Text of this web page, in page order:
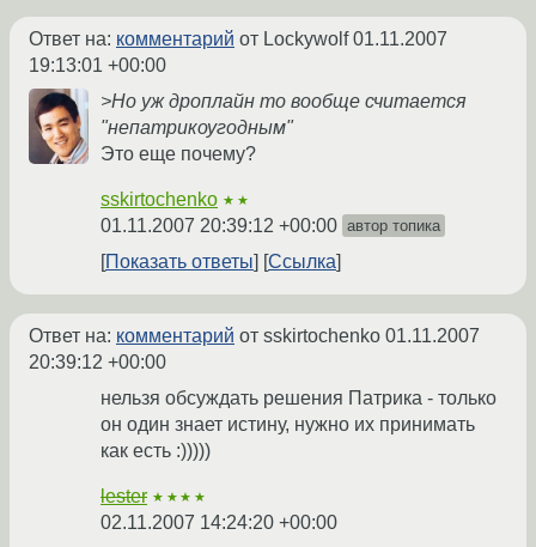
Ответ на: комментарий от Lockywolf01.11.2007
19:13:01 +00:00
>Но уж дроплайн то вообще считается
"непатрикоугодным"
Это еще почему?
sskirtochenko ★★
01.11.2007 20:39:12 +00:00 автор топика
Показать ответы Ссылка
Ответ на: комментарий от sskirtochenko 01.11.2007
20:39:12 +00:00
нельзя обсуждать решения Патрика - только
он один знает истину, нужно их принимать
как есть :)))))
lester ★★★★
02.11.2007 14:24:20 +00:00